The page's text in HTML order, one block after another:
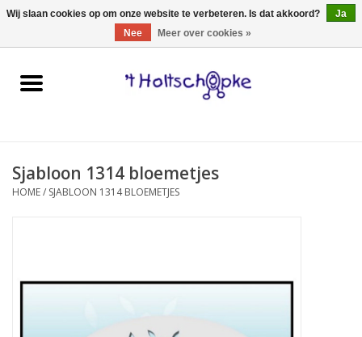
0 Artikelen - €0,00
Home
spellen
Sjabloon 1314 bloemetjes
HOME/ SJABLOON 1314 BLOEMETJES
Wij slaan cookies op om onze website te verbeteren. Is dat akkoord?
Ja
Nee
Meer over cookies »